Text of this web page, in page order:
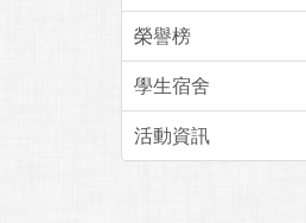
榮譽榜
學生宿舍
活動資訊